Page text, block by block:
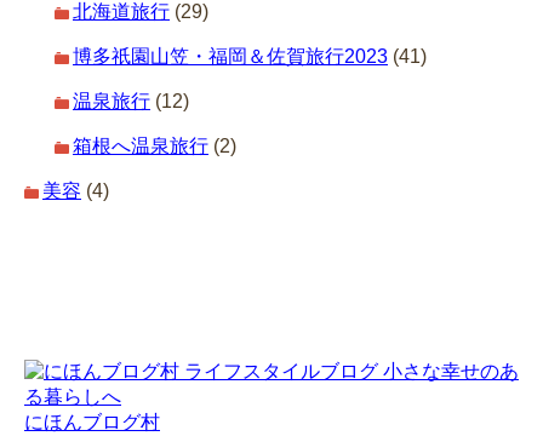
北海道旅行 (29)
博多祇園山笠・福岡＆佐賀旅行2023 (41)
温泉旅行 (12)
箱根へ温泉旅行 (2)
美容 (4)
にほんブログ村